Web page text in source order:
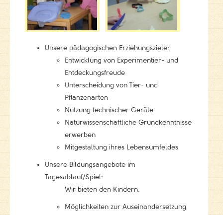
Unsere pädagogischen Erziehungsziele:
Entwicklung von Experimentier- und
Entdeckungsfreude
Unterscheidung von Tier- und
Pflanzenarten
Nutzung technischer Geräte
Naturwissenschaftliche Grundkenntnisse
erwerben
Mitgestaltung ihres Lebensumfeldes
Unsere Bildungsangebote im
Tagesablauf/Spiel:
Wir bieten den Kindern:
Möglichkeiten zur Auseinandersetzung